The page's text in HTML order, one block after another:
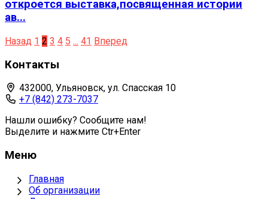
откроется выставка,посвященная истории
ав...
Назад 1 2 3 4 5 ... 41 Вперед
Контакты
432000, Ульяновск, ул. Спасская 10
+7 (842) 273-7037
Нашли ошибку? Сообщите нам!
Выделите и нажмите Ctr+Enter
Меню
Главная
Об организации